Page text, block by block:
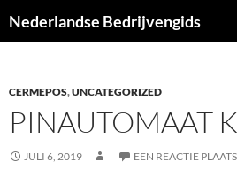
naar
Nederlandse Bedrijvengids
CERMEPOS,UNCATEGORIZED
PINAUTOMAAT
JULI 6, 2019 EEN REACTIE